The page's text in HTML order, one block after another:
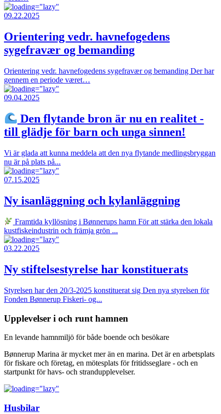
09.22.2025
Orientering vedr. havnefogedens
sygefravær og bemanding
Orientering vedr. havnefogedens sygefravær og bemanding Der har
gennem en periode været…
09.04.2025
Den flytande bron är nu en realitet -
till glädje för barn och unga sinnen!
Vi är glada att kunna meddela att den nya flytande medlingsbryggan
nu är på plats på...
07.15.2025
Ny isanläggning och kylanläggning
Framtida kyllösning i Bønnerups hamn För att stärka den lokala
kustfiskeindustrin och främja grön ...
03.22.2025
Ny stiftelsestyrelse har konstituerats
Styrelsen har den 20/3-2025 konstituerat sig Den nya styrelsen för
Fonden Bønnerup Fiskeri- og...
Upplevelser i och runt hamnen
En levande hamnmiljö för både boende och besökare
Bønnerup Marina är mycket mer än en marina. Det är en arbetsplats
för fiskare och företag, en mötesplats för fritidsseglare - och en
startpunkt för havs- och strandupplevelser.
Husbilar